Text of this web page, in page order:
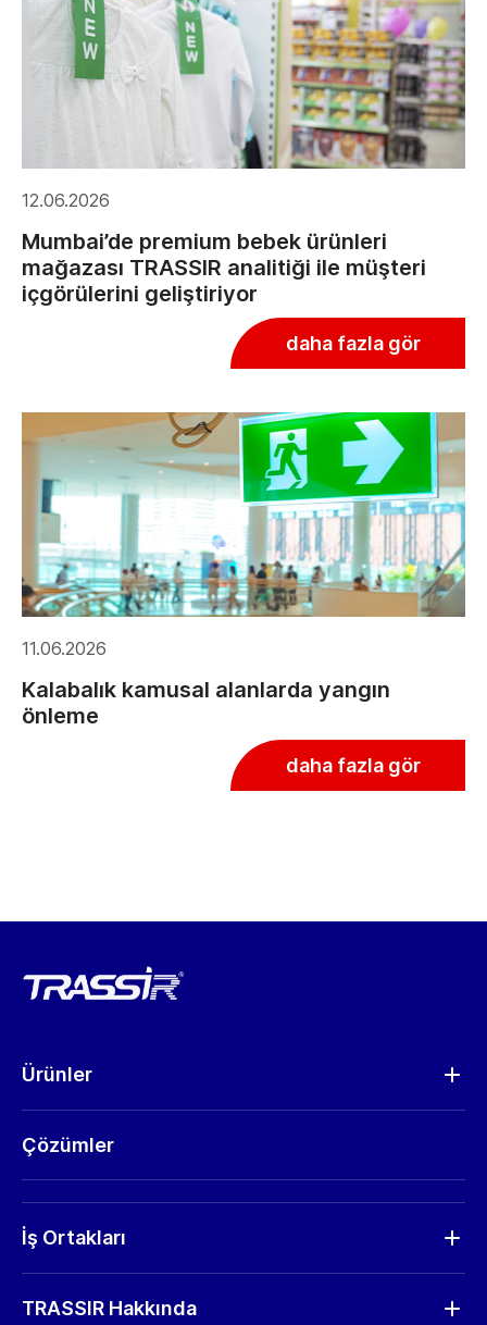
12.06.2026
Mumbai’de premium bebek ürünleri
mağazası TRASSIR analitiği ile müşteri
içgörülerini geliştiriyor
daha fazla gör
11.06.2026
Kalabalık kamusal alanlarda yangın
önleme
daha fazla gör
Ürünler
Kameralar
Donanım
Çözümler
Talep Gönder
Yazılım güncellemeleri
İş Ortakları
TRASSIR Hakkında